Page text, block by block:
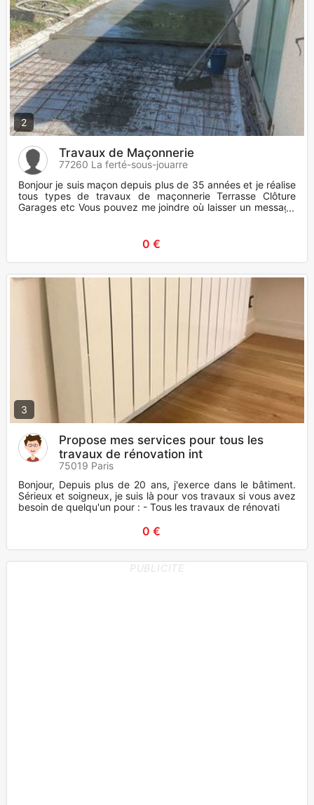
2
Travaux de Maçonnerie
77260 La ferté-sous-jouarre
Bonjour je suis maçon depuis plus de 35 années et je réalise
tous types de travaux de maçonnerie Terrasse Clôture
Garages etc Vous pouvez me joindre où laisser un message
Merci
0 €
3
Propose mes services pour tous les
travaux de rénovation int
75019 Paris
Bonjour, Depuis plus de 20 ans, j'exerce dans le bâtiment.
Sérieux et soigneux, je suis là pour vos travaux si vous avez
besoin de quelqu'un pour : - Tous les travaux de rénovati
0 €
PUBLICITE